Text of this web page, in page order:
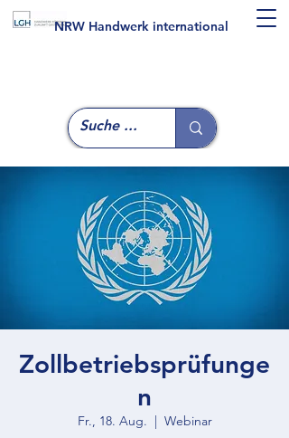
NRW Handwerk international
Zollbetriebsprüfunge
n
Fr., 18. Aug.
  |
Webinar